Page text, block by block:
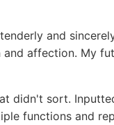
and
affection. My
didn't sort.
functions and